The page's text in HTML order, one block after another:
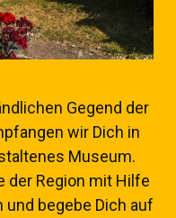
Gegend der
wir Dich in
Museum.
der Region mit Hilfe
begebe Dich auf